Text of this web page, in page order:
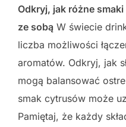
Odkryj, jak różne
ze sobą W świecie
liczba możliwości
aromatów. Odkryj, jak
mogą balansować
smak cytrusów może
Pamiętaj, że każdy